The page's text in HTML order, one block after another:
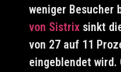
weniger Besucher
von Sistrix sinkt
von 27 auf 11
eingeblendet wird.